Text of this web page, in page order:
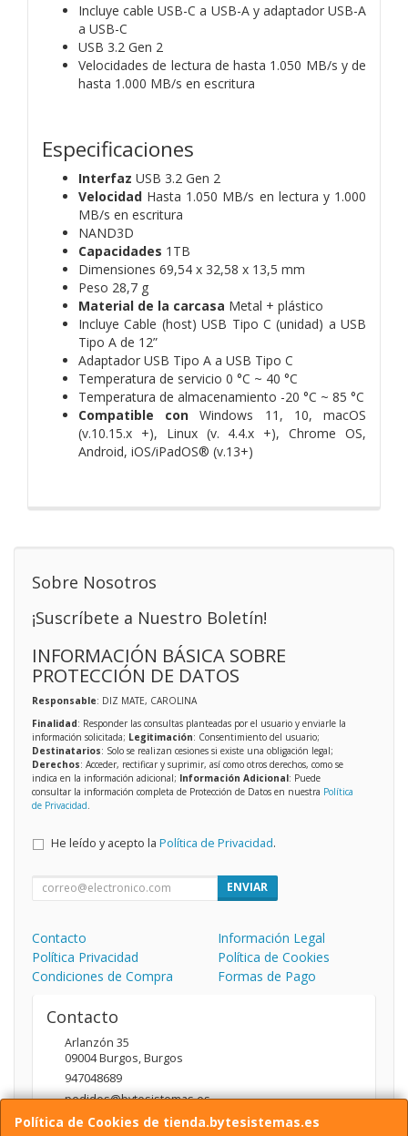
Incluye cable USB-C a USB-A y adaptador USB-A
a USB-C
USB 3.2 Gen 2
Velocidades de lectura de hasta 1.050 MB/s y de
hasta 1.000 MB/s en escritura
Especificaciones
Interfaz USB 3.2 Gen 2
Velocidad Hasta 1.050 MB/s en lectura y 1.000
MB/s en escritura
NAND3D
Capacidades 1TB
Dimensiones 69,54 x 32,58 x 13,5 mm
Peso 28,7 g
Material de la carcasa Metal + plástico
Incluye Cable (host) USB Tipo C (unidad) a USB
Tipo A de 12”
Adaptador USB Tipo A a USB Tipo C
Temperatura de servicio 0 °C ~ 40 °C
Temperatura de almacenamiento -20 °C ~ 85 °C
Compatible con Windows 11, 10, macOS
(v.10.15.x +), Linux (v. 4.4.x +), Chrome OS,
Android, iOS/iPadOS® (v.13+)
Política de Cookies de tienda.bytesistemas.es
Sobre Nosotros
¡Suscríbete a Nuestro Boletín!
INFORMACIÓN BÁSICA SOBRE
PROTECCIÓN DE DATOS
Responsable: DIZ MATE, CAROLINA
Finalidad: Responder las consultas planteadas por el usuario y enviarle la
información solicitada; Legitimación: Consentimiento del usuario;
Destinatarios: Solo se realizan cesiones si existe una obligación legal;
Derechos: Acceder, rectificar y suprimir, así como otros derechos, como se
indica en la información adicional; Información Adicional: Puede
consultar la información completa de Protección de Datos en nuestra Política
de Privacidad
He leído y acepto la Política de Privacidad.
ENVIAR
Contacto
Información Legal
Política Privacidad
Política de Cookies
Condiciones de Compra
Formas de Pago
Contacto
Arlanzón 35
09004Burgos,Burgos
947048689
pedidos@bytesistemas.es